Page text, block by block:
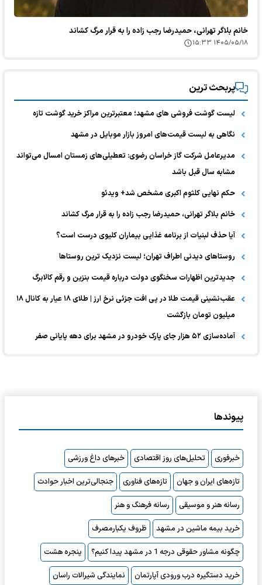
خانم بلاگر تهرانی، حمیدرضا رجب زاده را به قرار مرگ کشاند
۱۴۰۵/۰۵/۱۸ ۱۵:۳۳
پربحث ترین
لیست گوشت فروشی های مشهد؛ معتبرترین مراکز خرید گوشت تازه
نگاهی به لیست قیمت‌های امروز بازار موبایل در مشهد
مدیرعامل شرکت گاز خراسان رضوی: تعطیلی‌های زمستان امسال می‌تواند
مشابه سال قبل باشد
حکم نهایی کلثوم اکبری مشخص شد+ ویدئو
خانم بلاگر تهرانی، حمیدرضا رجب زاده را به قرار مرگ کشاند
آیا حذف لبنیات از برنامه غذایی بیماران کلیوی درست است؟
روستاهای دیدنی اطراف تهران؛ لیست نزدیک ترین روستاها
جدیدترین اظهارات سخنگوی دولت درباره قیمت بنزین و رقم کالابرگ
عقب‌نشینی قیمت طلا در پی افت جزئی نرخ ارز | طلای ۱۸ عیار به کانال ۱۸
میلیون تومان بازگشت
آماده‌سازی ۵۲ هزار جای پارک خودرو در مشهد برای دهه پایانی صفر
پیوندها
خبرفوری تحلیل‌های روز اقتصادی
خبرهای داغ ورزشی
تازه‌های ایران و جهان
تازه‌های فناوری
جنجالی‌ترین اخبار حوادث
رسانه هنر و موسیقی
رسانه فرهنگ و هنر
خرید بیمه ماشین در مشهد
ظروف یکبارمصرف
چگونه مشاور حقوقی درجه 1 در مشهد پیدا کنیم؟
پنجره هشت
خرید دستگیره درب ورودی آپارتمان
نمایندگی شیرالات راسان